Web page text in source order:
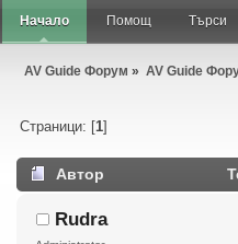
Начало Помощ Търси
AV Guide Форум » AV Guide
Страници: [1]
Автор
Rudra